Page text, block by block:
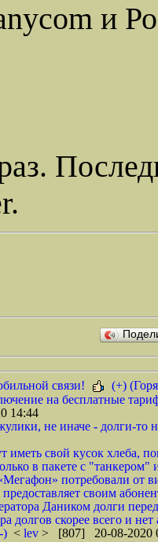
и
связи!
(+)
на бесплатные
14:44
не иначе - долги-то
иметь свой кусок хлеба,
в пакете с
потребовали от
предоставляет своим
Даником долги
долгов скорее всего и
) < lev > [807] 20-08-2020